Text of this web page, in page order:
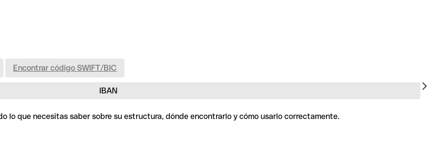
IBAN
Encontrar código SWIFT/BIC
lo que necesitas saber sobre su estructura, dónde encontrarlo y cómo usarlo correctamente.